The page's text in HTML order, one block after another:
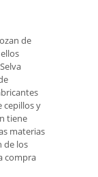
de
cepillos y
tiene
materias
de los
compra